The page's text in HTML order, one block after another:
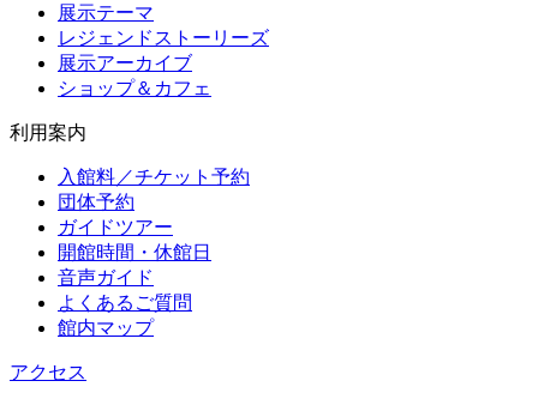
展示テーマ
レジェンドストーリーズ
展示アーカイブ
ショップ＆カフェ
利用案内
入館料／チケット予約
団体予約
ガイドツアー
開館時間・休館日
音声ガイド
よくあるご質問
館内マップ
アクセス